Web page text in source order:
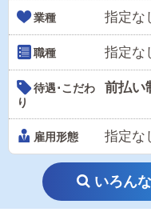
業種 指定な
職種 指定な
待遇･こだわ
り
前払い
雇用形態 指定な
いろん